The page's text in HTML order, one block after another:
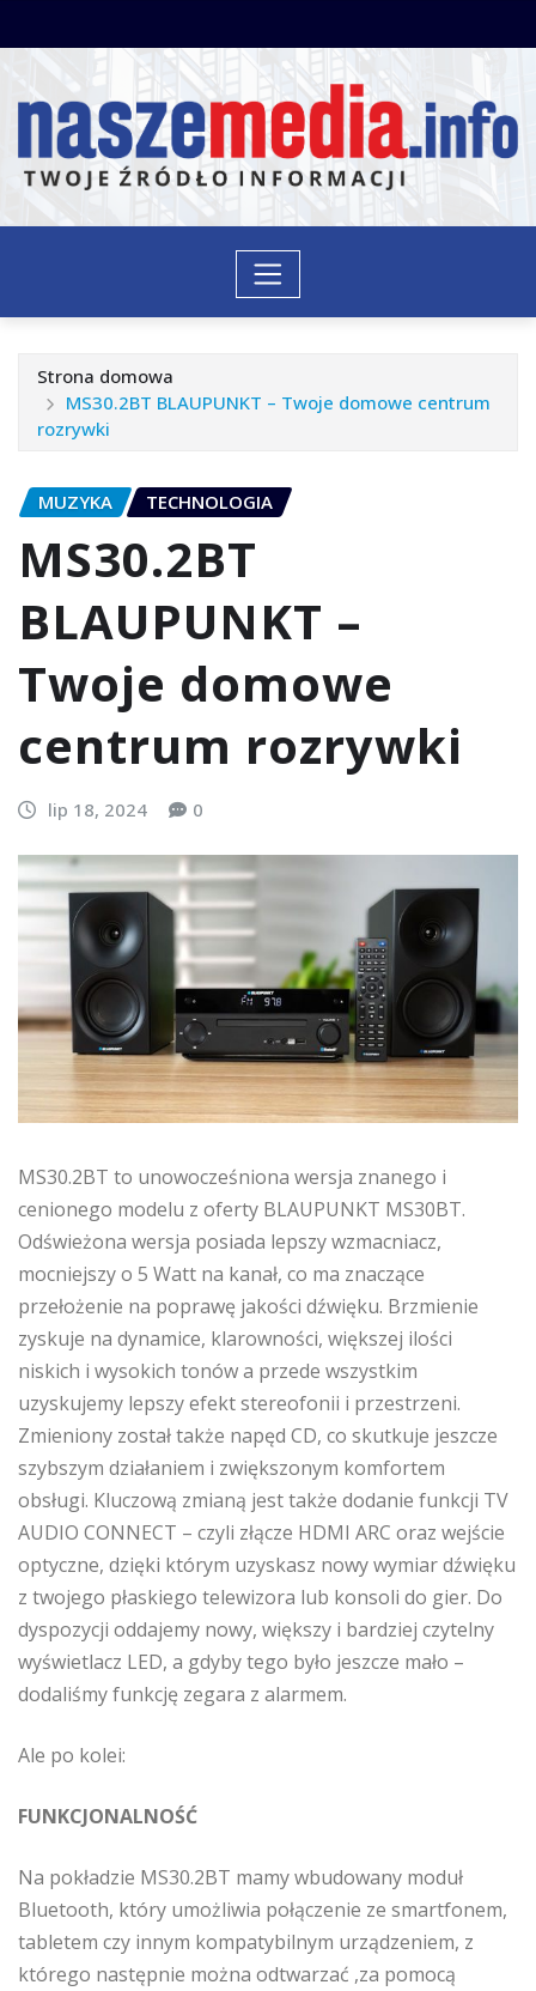
do
Strona domowa
MS30.2BT BLAUPUNKT – Twoje domowe centrum
rozrywki
MUZYKA TECHNOLOGIA
MS30.2BT
BLAUPUNKT –
Twoje domowe
centrum rozrywki
lip 18, 2024 0
MS30.2BT to unowocześniona wersja znanego i
cenionego modelu z oferty BLAUPUNKT MS30BT.
Odświeżona wersja posiada lepszy wzmacniacz,
mocniejszy o 5 Watt na kanał, co ma znaczące
przełożenie na poprawę jakości dźwięku. Brzmienie
zyskuje na dynamice, klarowności, większej ilości
niskich i wysokich tonów a przede wszystkim
uzyskujemy lepszy efekt stereofonii i przestrzeni.
Zmieniony został także napęd CD, co skutkuje jeszcze
szybszym działaniem i zwiększonym komfortem
obsługi. Kluczową zmianą jest także dodanie funkcji TV
AUDIO CONNECT – czyli złącze HDMI ARC oraz wejście
optyczne, dzięki którym uzyskasz nowy wymiar dźwięku
z twojego płaskiego telewizora lub konsoli do gier. Do
dyspozycji oddajemy nowy, większy i bardziej czytelny
wyświetlacz LED, a gdyby tego było jeszcze mało –
dodaliśmy funkcję zegara z alarmem.
Ale po kolei:
FUNKCJONALNOŚĆ
Na pokładzie MS30.2BT mamy wbudowany moduł
Bluetooth, który umożliwia połączenie ze smartfonem,
tabletem czy innym kompatybilnym urządzeniem, z
którego następnie można odtwarzać ,za pomocą